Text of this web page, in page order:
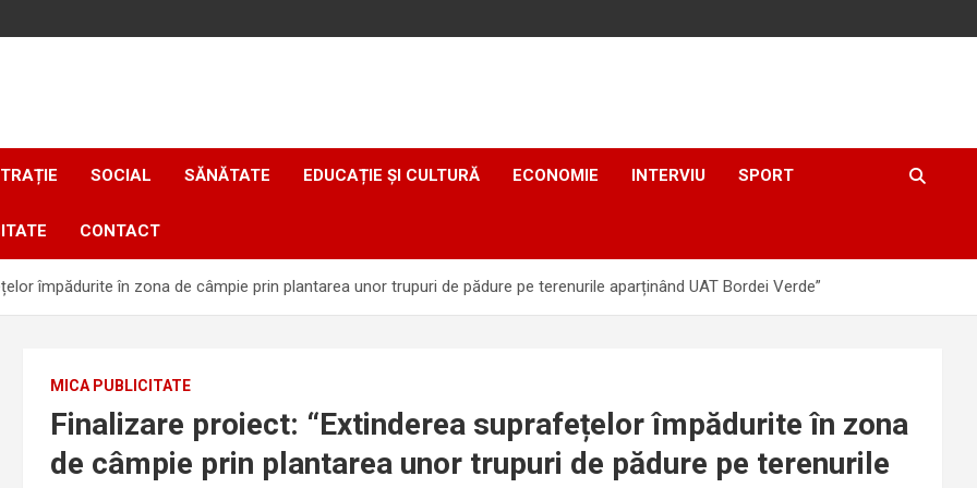
SOCIAL SĂNĂTATE EDUCAȚIE ȘI CULTURĂ ECONOMIE INTERVIU SPORT
CONTACT
împădurite în zona de câmpie prin plantarea unor trupuri de pădure pe terenurile aparținând UAT Bordei Verde”
MICA PUBLICITATE
Finalizare proiect: “Extinderea suprafețelor împădurite în zona
de câmpie prin plantarea unor trupuri de pădure pe terenurile